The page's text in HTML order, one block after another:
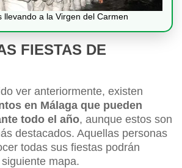
llevando a la Virgen del Carmen
FIESTAS DE
ver anteriormente, existen
en Málaga que pueden
todo el año, aunque estos son
destacados. Aquellas personas
todas sus fiestas podrán
mapa.